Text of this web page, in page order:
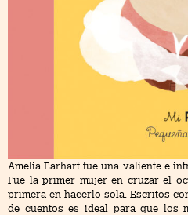
Amelia Earhart fue una valiente e
Fue la primer mujer en cruzar el
primera en hacerlo sola. Escritos
de cuentos es ideal para que los